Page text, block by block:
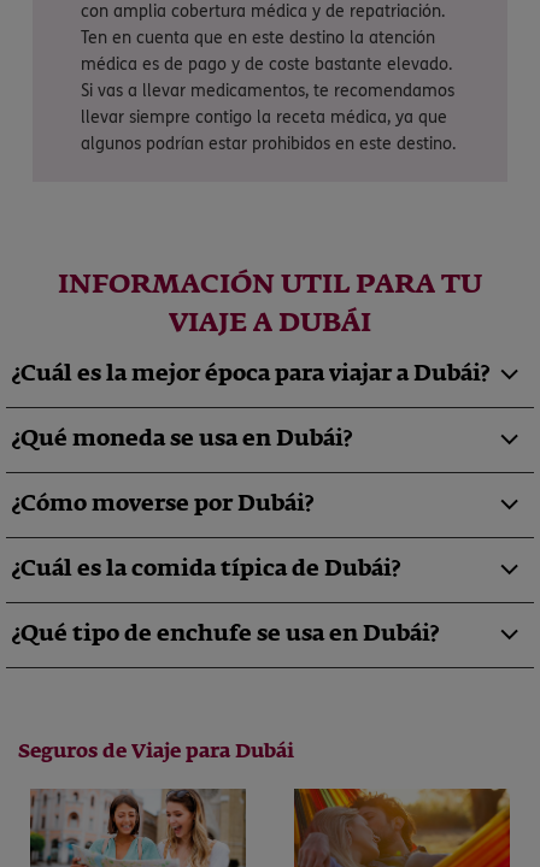
con amplia cobertura médica y de repatriación.
Ten en cuenta que en este destino la atención
médica es de pago y de coste bastante elevado.
Si vas a llevar medicamentos, te recomendamos
llevar siempre contigo la receta médica, ya que
algunos podrían estar prohibidos en este destino.
INFORMACIÓN UTIL PARA TU
VIAJE A DUBÁI
¿Cuál es la mejor época para viajar a Dubái?
¿Qué moneda se usa en Dubái?
¿Cómo moverse por Dubái?
¿Cuál es la comida típica de Dubái?
¿Qué tipo de enchufe se usa en Dubái?
Seguros de Viaje para Dubái